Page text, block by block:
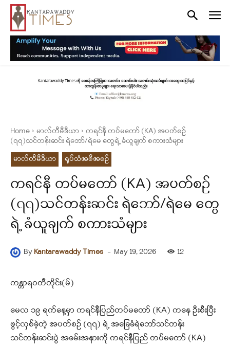
Home မာလ်တီမီဒီယာ
ကရင်နီ တပ်မတော် (KA) အပတ်စဉ်
(၇၇)သင်တန်းဆင်း ရဲဘော်/ရဲမေ တွေရဲ့ ခံယူချက် စကားသံများ
မာလ်တီမီဒီယာ
ရုပ်သံအစီအစဉ်
ကရင်နီ တပ်မတော် (KA) အပတ်စဉ်
(၇၇)သင်တန်းဆင်း ရဲဘော်/ရဲမေ တွေ
ရဲ့ ခံယူချက် စကားသံများ
By Kantarawaddy Times - May 19, 2026 12
ကန္တာရဝတီတိုင်း(မ်)
မေလ ၁၉ ရက်နေ့မှာ ကရင်နီပြည်တပ်မတော် (KA) ကနေ ဦးစီးပြီး
ဖွင့်လှစ်ခဲ့တဲ့ အပတ်စဉ် (၇၇) ရဲ့ အခြေခံရဲဘော်သင်တန်း
သင်တန်းဆင်းပွဲ အခမ်းအနားကို ကရင်နီပြည် တပ်မတော် (KA)